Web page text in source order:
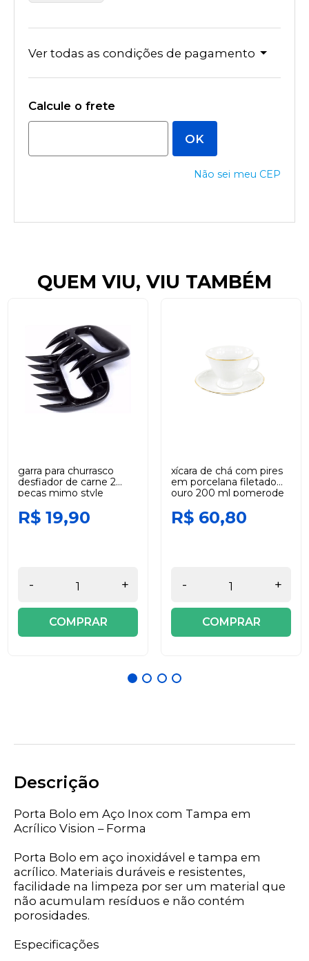
Ver todas as condições de pagamento
Não sei meu CEP
QUEM VIU, VIU TAMBÉM
garra para churrasco
desfiador de carne 2
peças mimo style
R$ 19,90
- +
COMPRAR
xícara de chá com pires
em porcelana filetado
ouro 200 ml pomerode
R$ 60,80
- +
COMPRAR
Descrição
Porta Bolo em Aço Inox com Tampa em
Acrílico Vision – Forma
Porta Bolo em aço inoxidável e tampa em
acrílico. Materiais duráveis e resistentes,
facilidade na limpeza por ser um material que
não acumulam resíduos e não contém
porosidades.
Especificações